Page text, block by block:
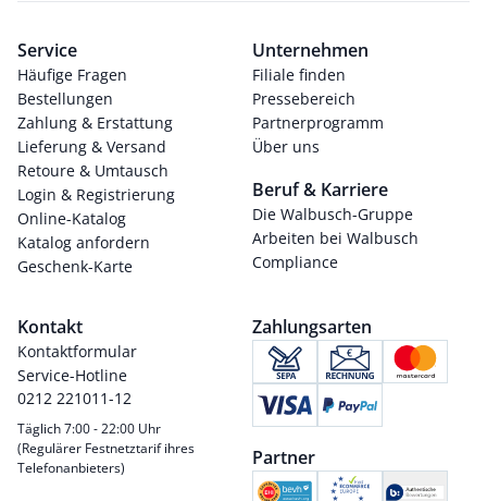
Service
Häufige Fragen
Bestellungen
Zahlung & Erstattung
Lieferung & Versand
Retoure & Umtausch
Login & Registrierung
Online-Katalog
Katalog anfordern
Geschenk-Karte
Unternehmen
Filiale finden
Pressebereich
Partnerprogramm
Über uns
Beruf & Karriere
Die Walbusch-Gruppe
Arbeiten bei Walbusch
Compliance
Kontakt
Kontaktformular
Service-Hotline
0212 221011-12
Täglich 7:00 - 22:00 Uhr
(Regulärer Festnetztarif ihres
Telefonanbieters)
Zahlungsarten
Partner